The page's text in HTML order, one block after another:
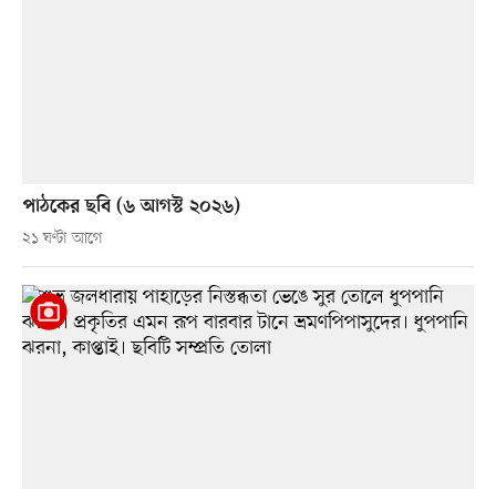
পাঠকের ছবি (৬ আগস্ট ২০২৬)
২১ ঘণ্টা আগে